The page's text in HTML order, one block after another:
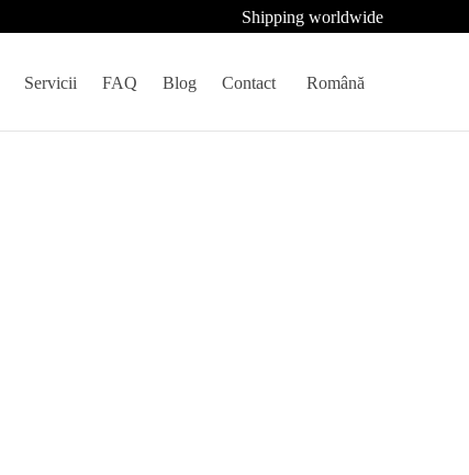
Shipping worldwide
Servicii FAQ Blog Contact Română